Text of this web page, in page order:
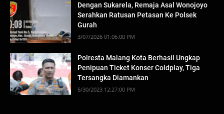
Dengan Sukarela, Remaja Asal Wonojoyo
Serahkan Ratusan Petasan Ke Polsek
Gurah
3/07/2026 01:06:00 PM
Polresta Malang Kota Berhasil Ungkap
Penipuan Ticket Konser Coldplay, Tiga
Tersangka Diamankan
5/30/2023 12:27:00 PM